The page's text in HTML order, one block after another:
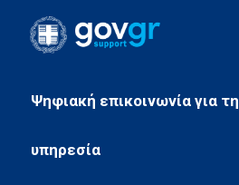
Ψηφιακή επικοινωνία για